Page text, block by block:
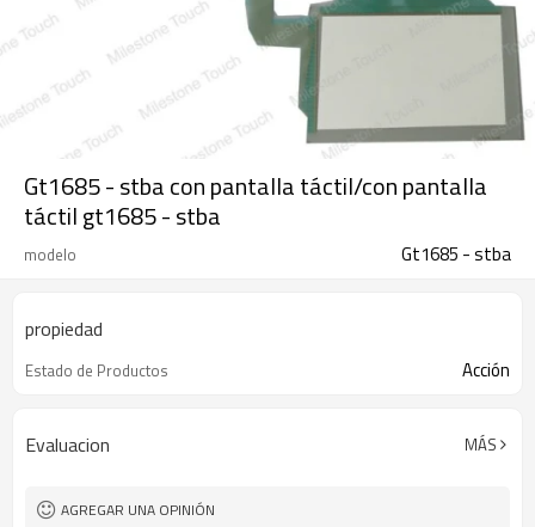
Gt1685 - stba con pantalla táctil/con pantalla
táctil gt1685 - stba
modelo Gt1685 - stba
propiedad
Estado de Productos Acción
Evaluacion MÁS
AGREGAR UNA OPINIÓN